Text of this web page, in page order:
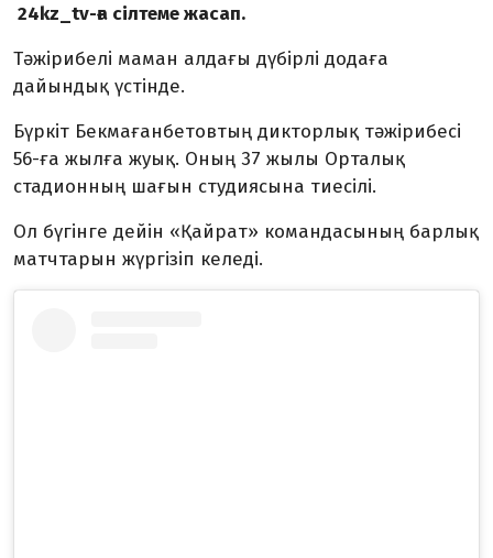
24kz_tv-ға сілтеме жасап.
Тәжірибелі маман алдағы дүбірлі додаға
дайындық үстінде.
Бүркіт Бекмағанбетовтың дикторлық тәжірибесі
56-ға жылға жуық. Оның 37 жылы Орталық
стадионның шағын студиясына тиесілі.
Ол бүгінге дейін «Қайрат» командасының барлық
матчтарын жүргізіп келеді.